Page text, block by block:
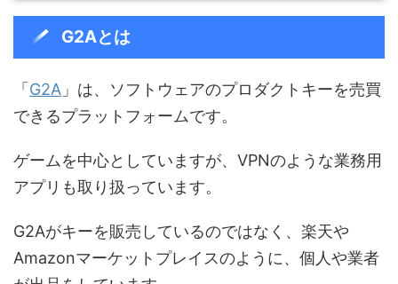
G2Aとは
「 G2A 」は、ソフトウェアのプロダクトキーを売買
できるプラットフォームです。
ゲームを中心としていますが、VPNのような業務用
アプリも取り扱っています。
G2Aがキーを販売しているのではなく、楽天や
Amazonマーケットプレイスのように、個人や業者